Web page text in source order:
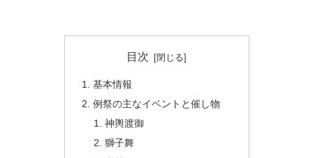
目次
基本情報
例祭の主なイベントと催し物
神輿渡御
獅子舞